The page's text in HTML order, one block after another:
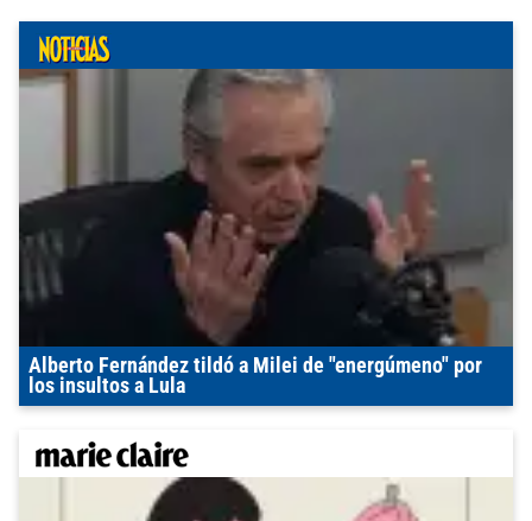
Alberto Fernández tildó a Milei de "energúmeno" por
los insultos a Lula